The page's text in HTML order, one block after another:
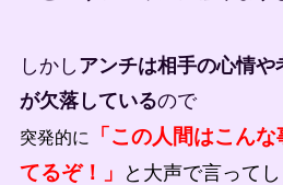
しかし アンチは相手の心情や
が欠落しているので
突発的に
「この人間はこん
てるぞ！」 と大声で言ってし